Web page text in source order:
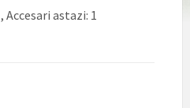
, Accesari astazi: 1